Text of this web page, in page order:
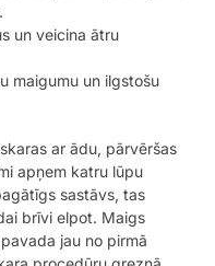
un veicina ātru
maigumu un ilgstošu
ar ādu, pārvēršas
apņem katru lūpu
sastāvs, tas
brīvi elpot. Maigs
jau no pirmā